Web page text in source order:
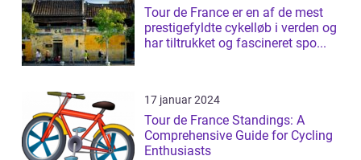
Tour de France er en af de mest
prestigefyldte cykelløb i verden og
har tiltrukket og fascineret spo...
17 januar 2024
Tour de France Standings: A
Comprehensive Guide for Cycling
Enthusiasts